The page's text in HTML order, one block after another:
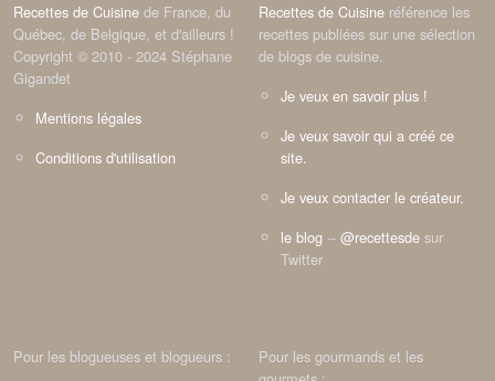
Recettes de Cuisine de France, du
Québec, de Belgique, et d'ailleurs !
Copyright © 2010 - 2024 Stéphane
Gigandet
Mentions légales
Conditions d'utilisation
Recettes de Cuisine référence les
recettes publiées sur une sélection
de blogs de cuisine.
Je veux en savoir plus !
Je veux savoir qui a créé ce
site.
Je veux contacter le créateur.
le blog -- @recettesde sur
Twitter
Pour les blogueuses et blogueurs :
Pour les gourmands et les